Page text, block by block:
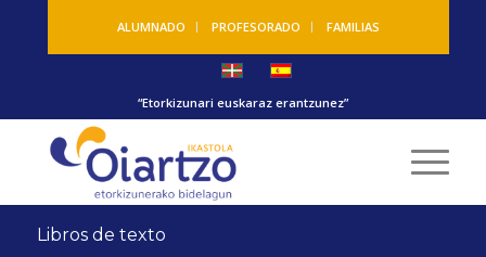
ALUMNADO PROFESORADO FAMILIAS
“Etorkizunari euskaraz erantzunez”
Libros de texto